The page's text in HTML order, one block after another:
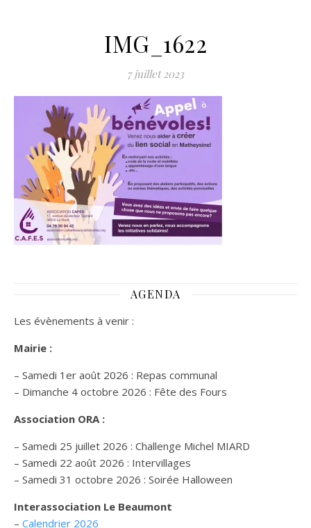
IMG_1622
7 juillet 2023
AGENDA
Les évènements à venir :
Mairie :
– Samedi 1er août 2026 : Repas communal
– Dimanche 4 octobre 2026 : Fête des Fours
Association ORA :
– Samedi 25 juillet 2026 : Challenge Michel MIARD
– Samedi 22 août 2026 : Intervillages
– Samedi 31 octobre 2026 : Soirée Halloween
Interassociation Le Beaumont
– Calendrier 2026